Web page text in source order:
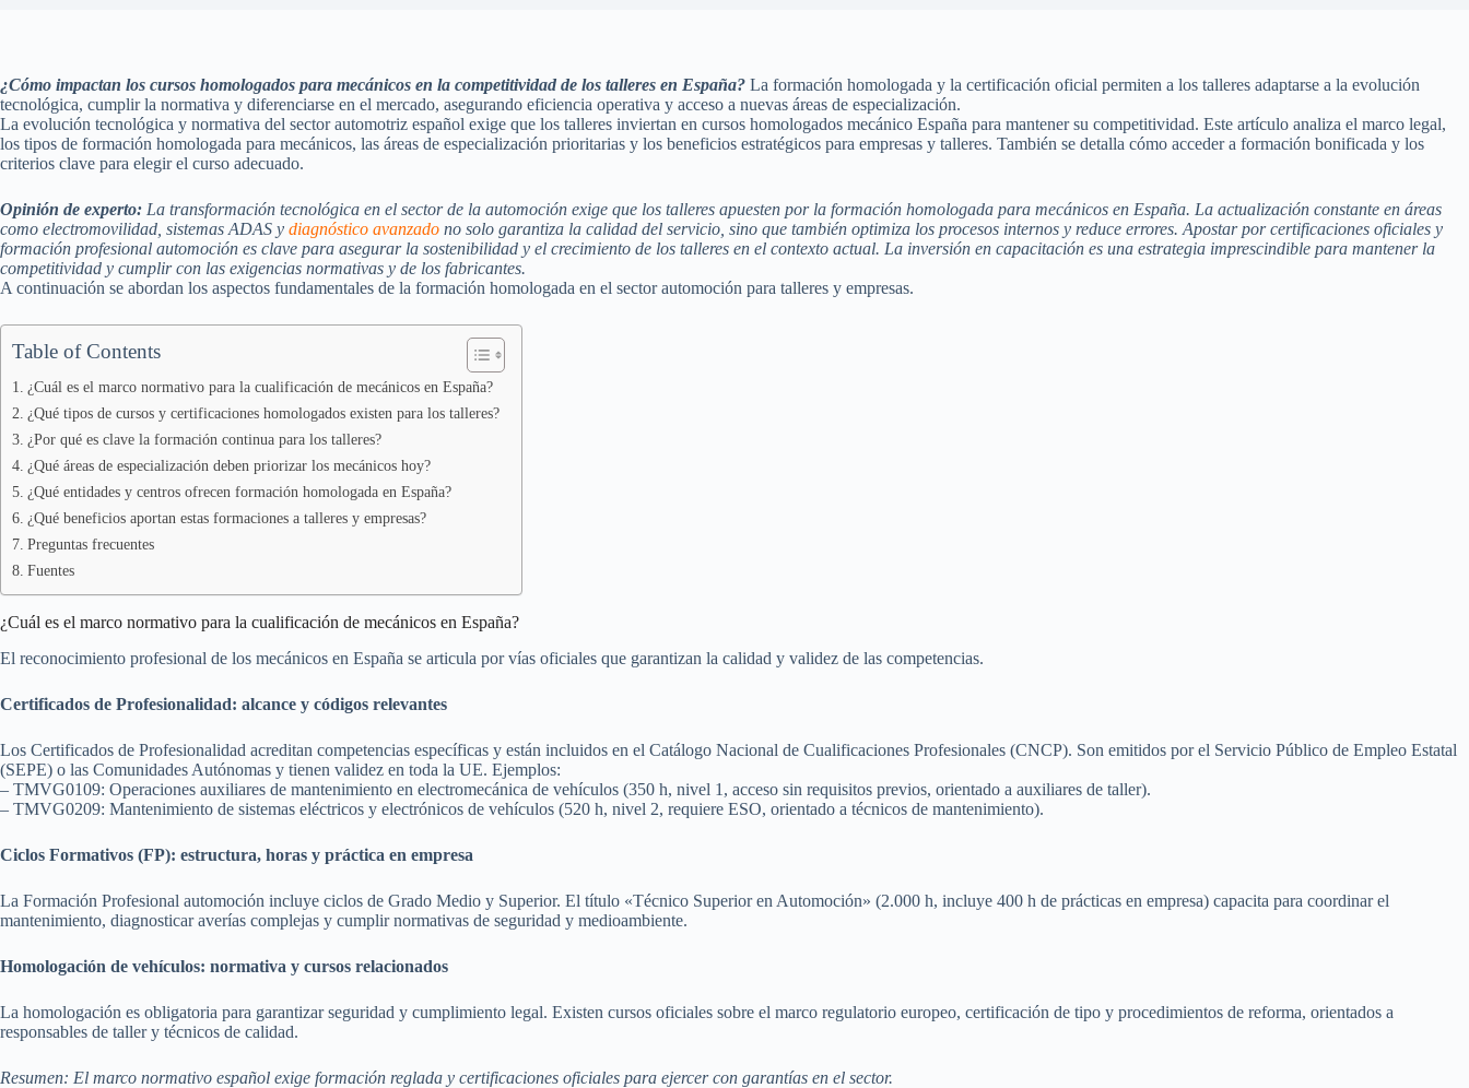
¿Cómo impactan los cursos homologados para mecánicos en la competitividad de los talleres en España? La formación homologada y la certificación oficial permiten a los talleres adaptarse a la evolución
tecnológica, cumplir la normativa y diferenciarse en el mercado, asegurando eficiencia operativa y acceso a nuevas áreas de especialización.
La evolución tecnológica y normativa del sector automotriz español exige que los talleres inviertan en cursos homologados mecánico España para mantener su competitividad. Este artículo analiza el marco legal,
los tipos de formación homologada para mecánicos, las áreas de especialización prioritarias y los beneficios estratégicos para empresas y talleres. También se detalla cómo acceder a formación bonificada y los
criterios clave para elegir el curso adecuado.
Opinión de experto: La transformación tecnológica en el sector de la automoción exige que los talleres apuesten por la formación homologada para mecánicos en España. La actualización constante en áreas
como electromovilidad, sistemas ADAS y diagnóstico avanzado no solo garantiza la calidad del servicio, sino que también optimiza los procesos internos y reduce errores. Apostar por certificaciones oficiales y
formación profesional automoción es clave para asegurar la sostenibilidad y el crecimiento de los talleres en el contexto actual. La inversión en capacitación es una estrategia imprescindible para mantener la
competitividad y cumplir con las exigencias normativas y de los fabricantes.
A continuación se abordan los aspectos fundamentales de la formación homologada en el sector automoción para talleres y empresas.
Table of Contents
¿Cuál es el marco normativo para la cualificación de mecánicos en España?
¿Qué tipos de cursos y certificaciones homologados existen para los talleres?
¿Por qué es clave la formación continua para los talleres?
¿Qué áreas de especialización deben priorizar los mecánicos hoy?
¿Qué entidades y centros ofrecen formación homologada en España?
¿Qué beneficios aportan estas formaciones a talleres y empresas?
Preguntas frecuentes
Fuentes
¿Cuál es el marco normativo para la cualificación de mecánicos en España?
El reconocimiento profesional de los mecánicos en España se articula por vías oficiales que garantizan la calidad y validez de las competencias.
Certificados de Profesionalidad: alcance y códigos relevantes
Los Certificados de Profesionalidad acreditan competencias específicas y están incluidos en el Catálogo Nacional de Cualificaciones Profesionales (CNCP). Son emitidos por el Servicio Público de Empleo Estatal
(SEPE) o las Comunidades Autónomas y tienen validez en toda la UE. Ejemplos:
– TMVG0109: Operaciones auxiliares de mantenimiento en electromecánica de vehículos (350 h, nivel 1, acceso sin requisitos previos, orientado a auxiliares de taller).
– TMVG0209: Mantenimiento de sistemas eléctricos y electrónicos de vehículos (520 h, nivel 2, requiere ESO, orientado a técnicos de mantenimiento).
Ciclos Formativos (FP): estructura, horas y práctica en empresa
La Formación Profesional automoción incluye ciclos de Grado Medio y Superior. El título «Técnico Superior en Automoción» (2.000 h, incluye 400 h de prácticas en empresa) capacita para coordinar el
mantenimiento, diagnosticar averías complejas y cumplir normativas de seguridad y medioambiente.
Homologación de vehículos: normativa y cursos relacionados
La homologación es obligatoria para garantizar seguridad y cumplimiento legal. Existen cursos oficiales sobre el marco regulatorio europeo, certificación de tipo y procedimientos de reforma, orientados a
responsables de taller y técnicos de calidad.
Resumen: El marco normativo español exige formación reglada y certificaciones oficiales para ejercer con garantías en el sector.